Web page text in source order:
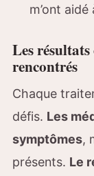
m’ont
Les résultats
rencontrés
Chaque
défis. Les
symptômes,
présents. Le